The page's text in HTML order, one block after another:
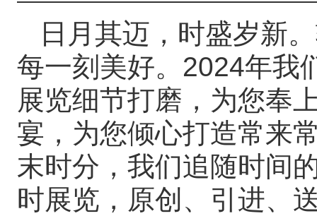
日月其迈，时盛岁新
每一刻美好。2024年我
展览细节打磨，为您奉
宴，为您倾心打造常来
末时分，我们追随时间
时展览，原创、引进、